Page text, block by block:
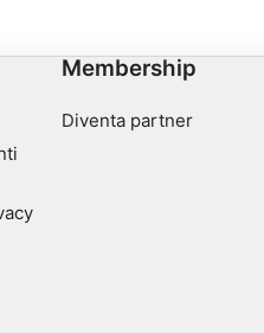
Membership
Diventa partner